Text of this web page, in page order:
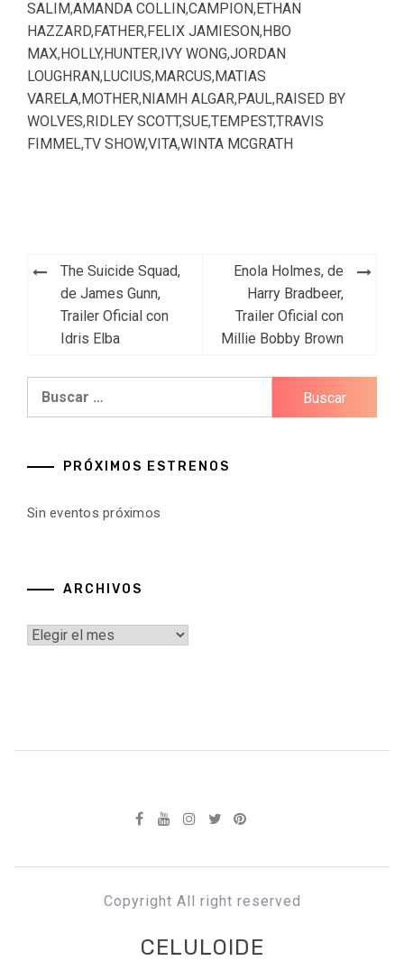
SALIM,AMANDA COLLIN,CAMPION,ETHAN
HAZZARD,FATHER,FELIX JAMIESON,HBO
MAX,HOLLY,HUNTER,IVY WONG,JORDAN
LOUGHRAN,LUCIUS,MARCUS,MATIAS
VARELA,MOTHER,NIAMH ALGAR,PAUL,RAISED BY
WOLVES,RIDLEY SCOTT,SUE,TEMPEST,TRAVIS
FIMMEL,TV SHOW,VITA,WINTA MCGRATH
Navegación
entradas
The Suicide Squad,
de James Gunn,
Trailer Oficial con
Idris Elba
Enola Holmes, de
Harry Bradbeer,
Trailer Oficial con
Millie Bobby Brown
PRÓXIMOS ESTRENOS
Sin eventos próximos
ARCHIVOS
Archivos
Copyright All right reserved
CELULOIDE